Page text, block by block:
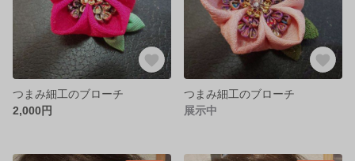
つまみ細工のブローチ
2,000円
つまみ細工のブローチ
展示中